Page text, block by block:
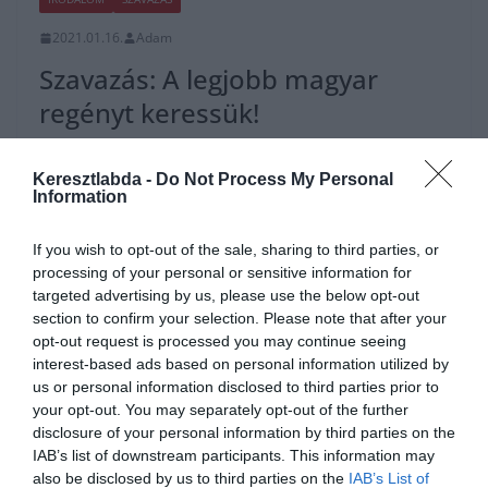
Keresztlabda - Do Not Process My Personal
Information
If you wish to opt-out of the sale, sharing to third parties, or
processing of your personal or sensitive information for
targeted advertising by us, please use the below opt-out
section to confirm your selection. Please note that after your
opt-out request is processed you may continue seeing
interest-based ads based on personal information utilized by
us or personal information disclosed to third parties prior to
your opt-out. You may separately opt-out of the further
disclosure of your personal information by third parties on the
IAB’s list of downstream participants. This information may
also be disclosed by us to third parties on the IAB’s List of
2021.01.16. Adam
Szavazás: A legjobb magyar
regényt keressük!
de persze megint vita alakult ki a szerkesztőségben a sorrenden.
Segíts nekünk!
Read More
FOCI LA LIGA
2019.09.27. Adam
Golden Boy és U20-as